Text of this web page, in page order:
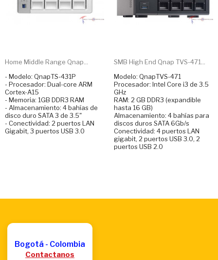
Home Middle Range Qnap...
- Modelo: QnapTS-431P
- Procesador: Dual-core ARM
Cortex-A15
- Memoria: 1GB DDR3 RAM
- Almacenamiento: 4 bahías de
disco duro SATA 3 de 3.5"
- Conectividad: 2 puertos LAN
Gigabit, 3 puertos USB 3.0
SMB High End Qnap TVS-471...
Modelo: QnapTVS-471
Procesador: Intel Core i3 de 3.5
GHz
RAM: 2 GB DDR3 (expandible
hasta 16 GB)
Almacenamiento: 4 bahías para
discos duros SATA 6Gb/s
Conectividad: 4 puertos LAN
gigabit, 2 puertos USB 3.0, 2
puertos USB 2.0
Bogotá - Colombia
Contactanos